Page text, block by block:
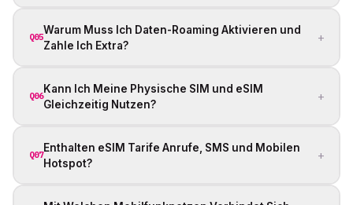
Q05
Warum Muss Ich Daten-Roaming Aktivieren und
Zahle Ich Extra?
+
Q06
Kann Ich Meine Physische SIM und eSIM
Gleichzeitig Nutzen?
+
Q07
Enthalten eSIM Tarife Anrufe, SMS und Mobilen
Hotspot?
+